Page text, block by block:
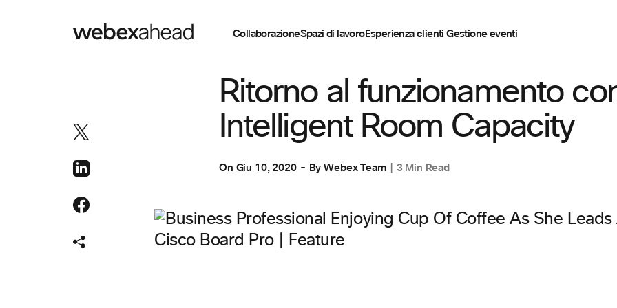
CollaborazioneSpazi di lavoroEsperienza clientiGestione eventi
Ritorno al funzionamento
Intelligent Room Capacity
On Giu 10, 2020 ByWebex Team 3 Min Read